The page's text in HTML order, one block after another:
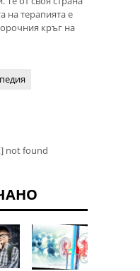
на терапията е
кръг на
not found